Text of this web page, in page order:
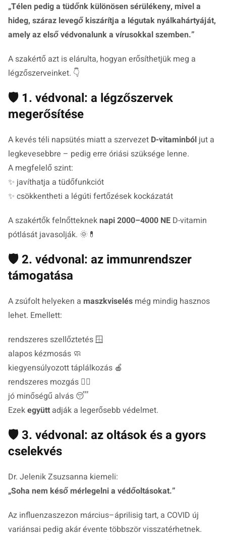
„Télen pedig a tüdőnk különösen sérülékeny, mivel a
hideg, száraz levegő kiszárítja a légutak nyálkahártyáját,
amely az első védvonalunk a vírusokkal szemben.”
A szakértő azt is elárulta, hogyan erősíthetjük meg a
légzőszerveinket. 👇
🛡️ 1. védvonal: a légzőszervek
megerősítése
A kevés téli napsütés miatt a szervezet D-vitaminból jut a
legkevesebbre – pedig erre óriási szüksége lenne.
A megfelelő szint:
✨ javíthatja a tüdőfunkciót
✨ csökkentheti a légúti fertőzések kockázatát
A szakértők felnőttekneknapi 2000–4000 NE D-vitamin
pótlását javasolják. 🌞💊
🛡️ 2. védvonal: az immunrendszer
támogatása
A zsúfolt helyeken a maszkviselés még mindig hasznos
lehet. Emellett:
rendszeres szellőztetés 🪟
alapos kézmosás 🧼
kiegyensúlyozott táplálkozás 🍎
rendszeres mozgás 🏃‍♂️
jó minőségű alvás 😴
Ezekegyütt adják a legerősebb védelmet.
🛡️ 3. védvonal: az oltások és a gyors
cselekvés
Dr. Jelenik Zsuzsanna kiemeli:
„Soha nem késő mérlegelni a védőoltásokat.”
Az influenzaszezon március–áprilisig tart, a COVID új
variánsai pedig akár évente többször visszatérhetnek.